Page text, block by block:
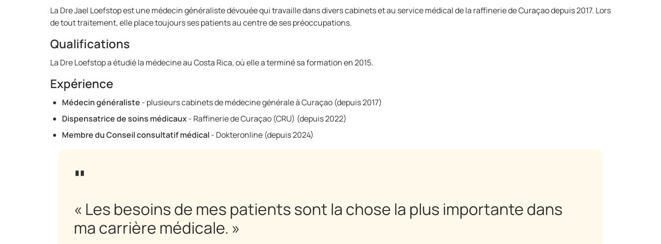
La Dre Jael Loefstop est une médecin généraliste dévouée qui travaille dans divers cabinets et au service médical de la raffinerie de Curaçao depuis 2017. Lors
de tout traitement, elle place toujours ses patients au centre de ses préoccupations.
Qualifications
La Dre Loefstop a étudié la médecine au Costa Rica, où elle a terminé sa formation en 2015.
Expérience
Médecin généraliste - plusieurs cabinets de médecine générale à Curaçao (depuis 2017)
Dispensatrice de soins médicaux- Raffinerie de Curaçao (CRU) (depuis 2022)
Membre du Conseil consultatif médical - Dokteronline (depuis 2024)
« Les besoins de mes patients sont la chose la plus importante dans
ma carrière médicale. »